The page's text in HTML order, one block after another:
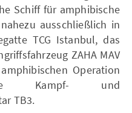
Schiff für amphibische
ausschließlich in
TCG Istanbul, das
ZAHA MAV
Operation
Kampf- und
TB3.